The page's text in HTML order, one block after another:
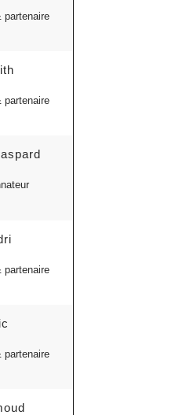
partenaire
partenaire
partenaire
partenaire